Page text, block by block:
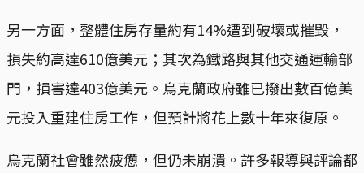
另一方面，整體住房存量約有14%遭到破壞或摧毀，
損失約高達610億美元；其次為鐵路與其他交通運輸部
門，損害達403億美元。烏克蘭政府雖已撥出數百億美
元投入重建住房工作，但預計將花上數十年來復原。
烏克蘭社會雖然疲憊，但仍未崩潰。許多報導與評論都